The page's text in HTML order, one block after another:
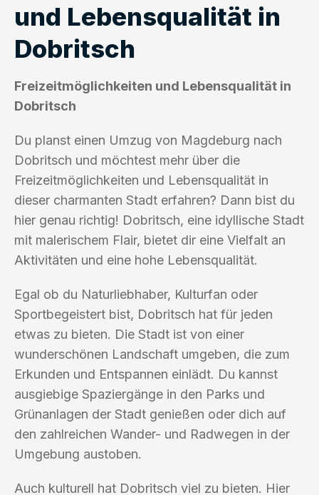
und Lebensqualität in
Dobritsch
Freizeitmöglichkeiten und Lebensqualität in
Dobritsch
Du planst einen Umzug von Magdeburg nach
Dobritsch und möchtest mehr über die
Freizeitmöglichkeiten und Lebensqualität in
dieser charmanten Stadt erfahren? Dann bist du
hier genau richtig! Dobritsch, eine idyllische Stadt
mit malerischem Flair, bietet dir eine Vielfalt an
Aktivitäten und eine hohe Lebensqualität.
Egal ob du Naturliebhaber, Kulturfan oder
Sportbegeistert bist, Dobritsch hat für jeden
etwas zu bieten. Die Stadt ist von einer
wunderschönen Landschaft umgeben, die zum
Erkunden und Entspannen einlädt. Du kannst
ausgiebige Spaziergänge in den Parks und
Grünanlagen der Stadt genießen oder dich auf
den zahlreichen Wander- und Radwegen in der
Umgebung austoben.
Auch kulturell hat Dobritsch viel zu bieten. Hier